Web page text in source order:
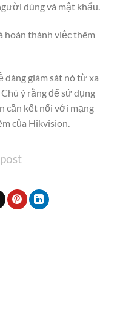
dùng và mật khẩu.
hoàn thành việc thêm
dàng giám sát nó từ xa
ý rằng để sử dụng
cần kết nối với mạng
của Hikvision.